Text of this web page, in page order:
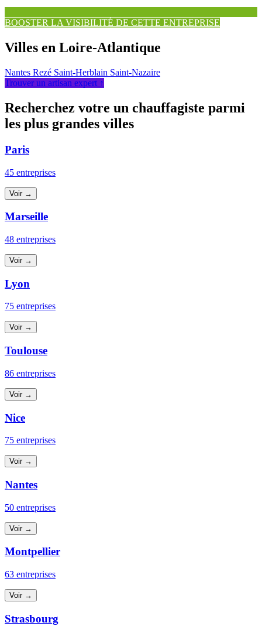
BOOSTER LA VISIBILITÉ DE CETTE ENTREPRISE
Villes en Loire-Atlantique
Nantes Rezé Saint-Herblain Saint-Nazaire
Trouver un artisan expert ↑
Recherchez votre un chauffagiste parmi
les plus grandes villes
Paris
45 entreprises
Voir →
Marseille
48 entreprises
Voir →
Lyon
75 entreprises
Voir →
Toulouse
86 entreprises
Voir →
Nice
75 entreprises
Voir →
Nantes
50 entreprises
Voir →
Montpellier
63 entreprises
Voir →
Strasbourg